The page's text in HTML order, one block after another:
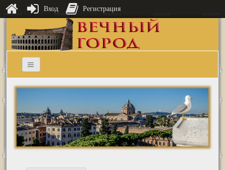
Вход Регистрация